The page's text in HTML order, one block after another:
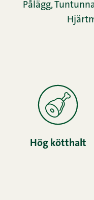
Pålägg,
Hög kötthalt